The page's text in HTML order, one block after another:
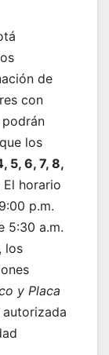
de
con
podrán
los
5, 6, 7, 8,
horario
p.m.
5:30 a.m.
los
y Placa